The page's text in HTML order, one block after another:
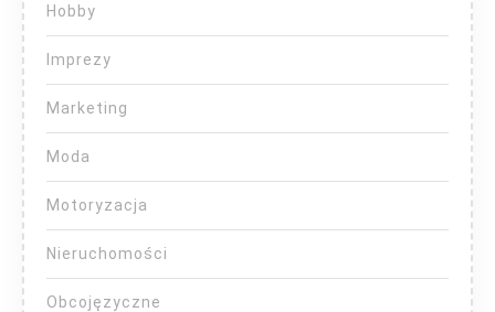
Hobby
Imprezy
Marketing
Moda
Motoryzacja
Nieruchomości
Obcojęzyczne